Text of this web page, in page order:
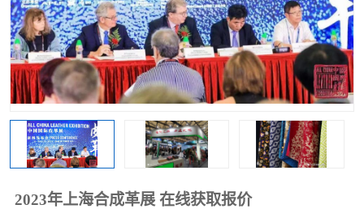
2023年上海合成革展 在线获取报价